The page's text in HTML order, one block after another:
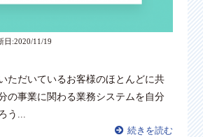
日:2020/11/19
ただいているお客様のほとんどに共
の事業に関わる業務システムを自分
う...
続きを読む